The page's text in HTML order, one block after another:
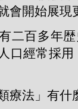
會開始展現
二百多年
口經常採
療法」有什